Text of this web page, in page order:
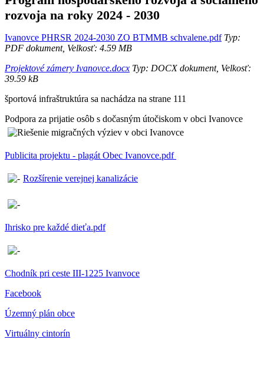
rozvoja na roky 2024 - 2030
Ivanovce PHRSR 2024-2030 ZO BTMMB schvalene.pdfTyp:
PDF dokument, Velkosť: 4.59 MB
Projektové zámery Ivanovce.docx Typ: DOCX dokument, Velkosť:
39.59 kB
športová infraštruktúra sa nachádza na strane 111
Podpora za prijatie osôb s dočasným útočiskom v obci Ivanovce
Publicita projektu - plagát Obec Ivanovce.pdf
Rozšírenie verejnej kanalizácie
Ihrisko pre každé dieťa.pdf
Chodník pri ceste III-1225 Ivanvoce
Facebook
Územný plán obce
Virtuálny cintorín